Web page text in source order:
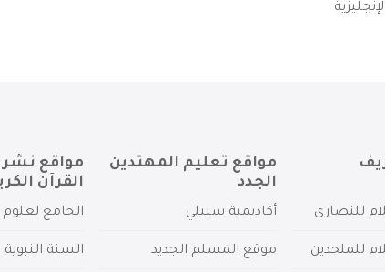
للنصارى
للملحدين
مواقع تعليم المهتدين
الجدد
أكاديمية سبيلي
موقع المسلم الجديد
مواقع نشر
القرآن
الجامع لعلوم
السنة